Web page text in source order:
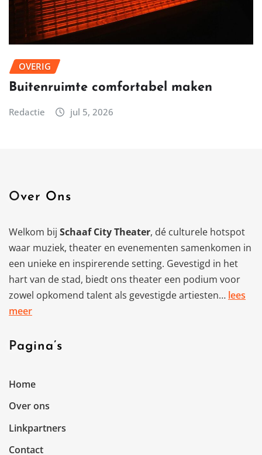
OVERIG
Buitenruimte comfortabel maken
Redactie jul 5, 2026
Over Ons
Welkom bij Schaaf City Theater, dé culturele hotspot
waar muziek, theater en evenementen samenkomen in
een unieke en inspirerende setting. Gevestigd in het
hart van de stad, biedt ons theater een podium voor
zowel opkomend talent als gevestigde artiesten… lees
meer
Pagina’s
Home
Over ons
Linkpartners
Contact